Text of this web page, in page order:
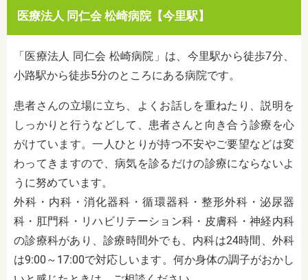
医療法人 同仁会 松崎病院【今里駅】
「医療法人 同仁会 松崎病院」は、今里駅から徒歩7分、
小路駅から徒歩5分のところにある病院です。
患者さんの立場に立ち、よくお話しを重ねたり、説明を
しっかりと行うなどして、患者さんと向き合う診療を心
がけています。一人ひとりが持つ不安やご要望などは変
わってきますので、病気を診るだけの診療にならないよ
うに努めています。
外科・内科・消化器科・循環器科・整形外科・泌尿器
科・肛門科・リハビリテーション科・皮膚科・神経内科
の診療科があり、診療時間外でも、内科は24時間、外科
は9:00～17:00で対応しいます。何か身体の調子がおかし